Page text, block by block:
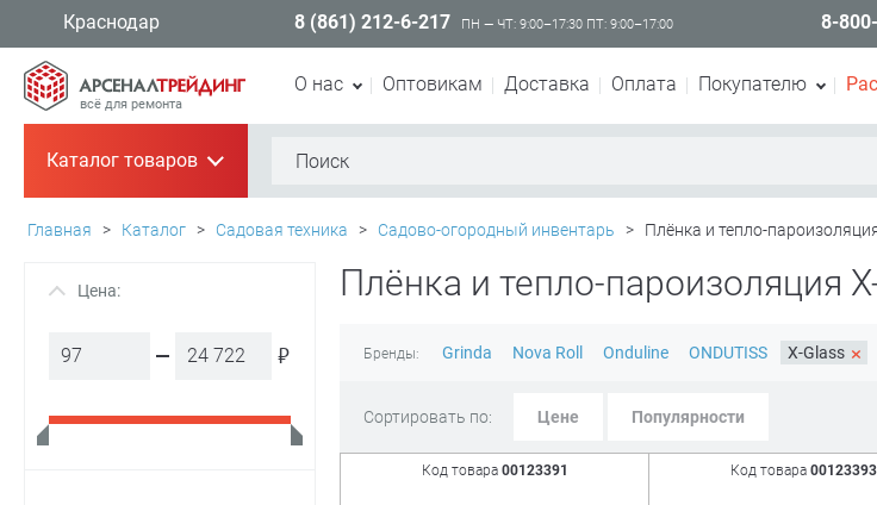
Краснодар 8 (861) 212-6-217 ПН — ЧТ: 9:00–17:30 ПТ: 9:00–17:00 8-
всё для ремонта
О нас Оптовикам Доставка Оплата Покупателю
Каталог товаров+
Главная > Каталог > Садовая техника > Садово-огородный инвентарь > Плёнка и тепло-
+ Цена:
₽
Плёнка и тепло-пароизоляция
Бренды: Grinda Nova Roll Onduline ONDUTISS X-Glass ×
Сортировать по: Цене Популярности
Код товара 00123391 Код товара00123393